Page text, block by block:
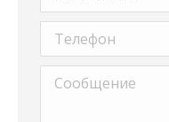
Телефон
Сообщение